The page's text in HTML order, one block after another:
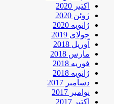
اکتبر 2020
ژوئن 2020
ژانویه 2020
جولای 2019
آوریل 2018
مارس 2018
فوریه 2018
ژانویه 2018
دسامبر 2017
نوامبر 2017
اکتبر 2017